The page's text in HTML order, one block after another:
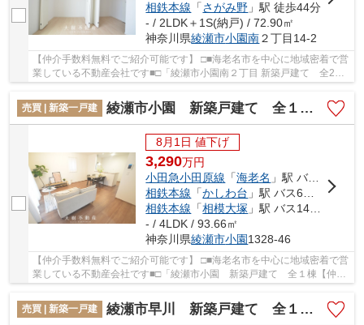
相鉄本線 「さがみ野 」駅 徒歩44分
- / 2LDK＋1S(納戸) / 72.90㎡
神奈川県綾瀬市小園南２丁目14-2
【仲介手数料無料でご紹介可能です】 □■海老名市を中心に地域密着で営
業している不動産会社です■□「綾瀬市小園南２丁目 新築戸建て 全2棟
売買 | 新築一戸建
綾瀬市小園 新築戸建て 全１棟【仲介手数料無料】
8月1日 値下げ
3,290万円
小田急小田原線 「海老名 」駅 バス13分 「北原」 停歩3分
相鉄本線 「かしわ台 」駅 バス6分 「望地」 停歩6分
相鉄本線 「相模大塚 」駅 バス14分 「北原」 停歩2分
- / 4LDK / 93.66㎡
神奈川県綾瀬市小園1328-46
【仲介手数料無料でご紹介可能です】 □■海老名市を中心に地域密着で営
業している不動産会社です■□「綾瀬市小園 新築戸建て 全１棟【仲介
手数料無料】」の物件情報をお探しならお気軽...
売買 | 新築一戸建
綾瀬市早川 新築戸建て 全１棟【仲介手数料無料】